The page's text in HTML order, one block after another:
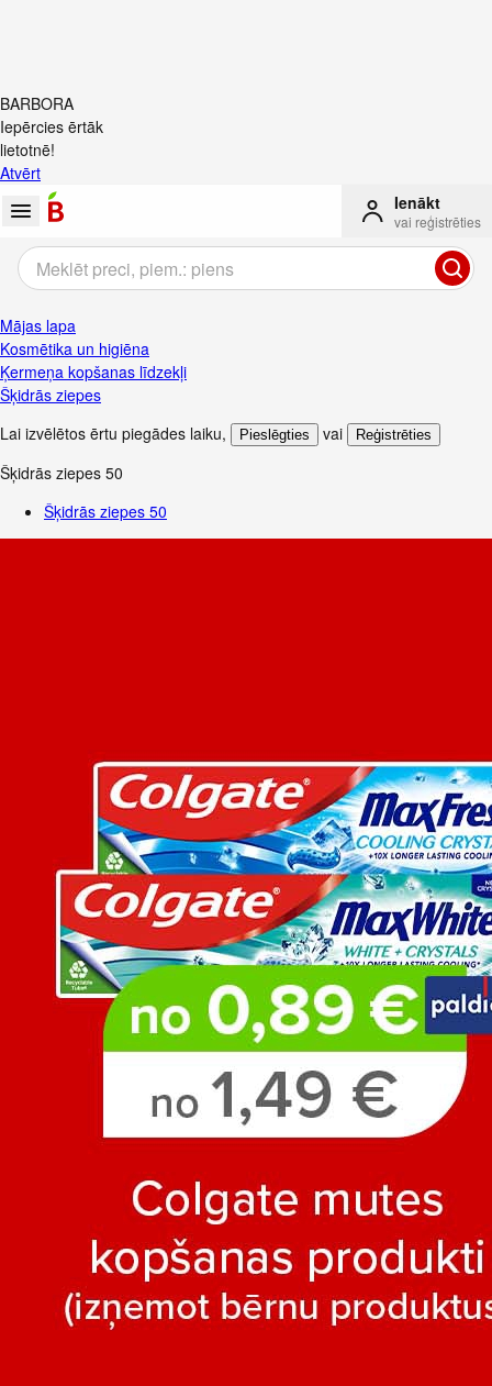
BARBORA
Iepērcies ērtāk
lietotnē!
Atvērt
Ienākt
vai reģistrēties
Mājas lapa
Kosmētika un higiēna
Ķermeņa kopšanas līdzekļi
Šķidrās ziepes
Lai izvēlētos ērtu piegādes laiku, Pieslēgties vai Reģistrēties
Šķidrās ziepes 50
Šķidrās ziepes 50